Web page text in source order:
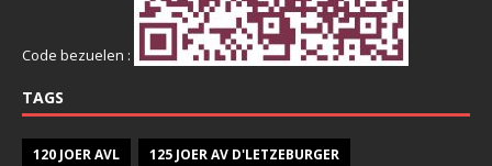
Code bezuelen :
TAGS
120 JOER AVL 125 JOER AV D'LETZEBURGER